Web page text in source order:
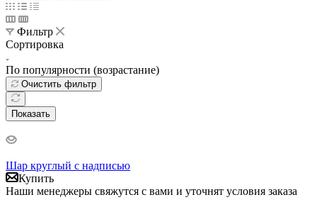
Фильтр
Сортировка
По популярности (возрастание)
Очистить фильтр
Показать
Шар круглый с надписью
Купить
Наши менеджеры свяжутся с вами и уточнят условия заказа